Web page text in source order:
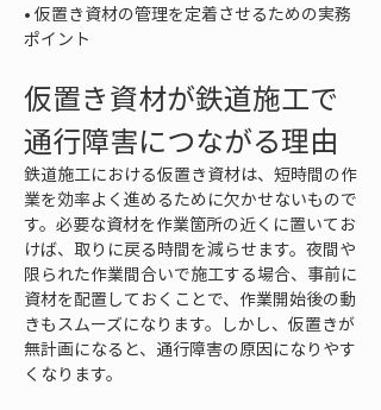
• 仮置き資材の管理を定着させるための実務
ポイント
仮置き資材が鉄道施工で
通行障害につながる理由
鉄道施工における仮置き資材は、短時間の作
業を効率よく進めるために欠かせないもので
す。必要な資材を作業箇所の近くに置いてお
けば、取りに戻る時間を減らせます。夜間や
限られた作業間合いで施工する場合、事前に
資材を配置しておくことで、作業開始後の動
きもスムーズになります。しかし、仮置きが
無計画になると、通行障害の原因になりやす
くなります。